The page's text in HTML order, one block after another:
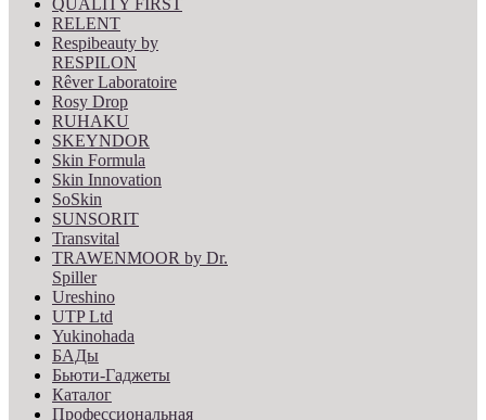
QUALITY FIRST
RELENT
Respibeauty by
RESPILON
Rêver Laboratoire
Rosy Drop
RUHAKU
SKEYNDOR
Skin Formula
Skin Innovation
SoSkin
SUNSORIT
Transvital
TRAWENMOOR by Dr.
Spiller
Ureshino
UTP Ltd
Yukinohada
БАДы
Бьюти-Гаджеты
Каталог
Профессиональная